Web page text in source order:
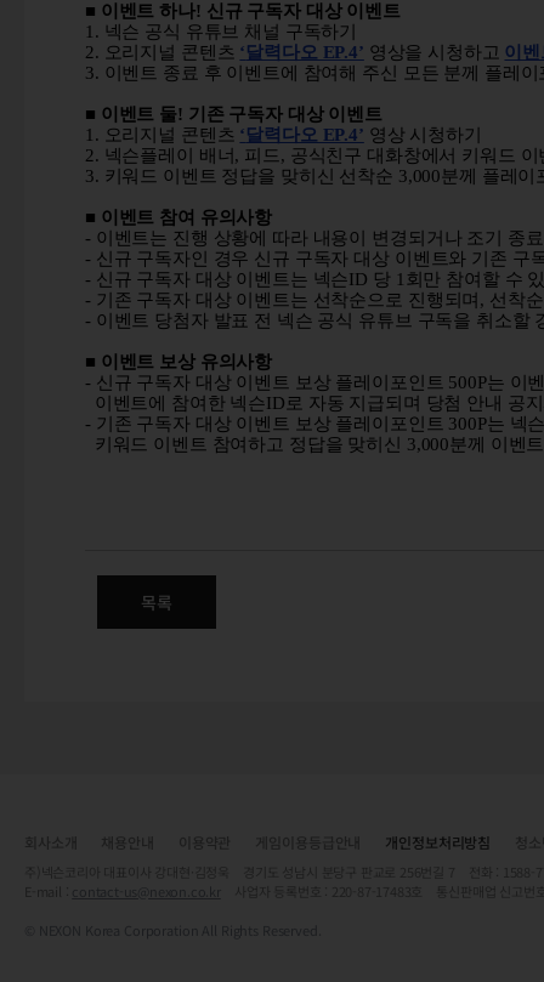
■ 이벤트 하나! 신규 구독자 대상 이벤트
1. 넥슨 공식 유튜브 채널 구독하기
2. 오리지널 콘텐츠 ‘달력다오 EP.4’ 영상을 시청하고 이벤
3. 이벤트 종료 후 이벤트에 참여해 주신 모든 분께 플레이
■ 이벤트 둘! 기존 구독자 대상 이벤트
1. 오리지널 콘텐츠 ‘달력다오 EP.4’ 영상 시청하기
2. 넥슨플레이 배너, 피드 , 공식친구 대화창에서 키워드
3. 키워드 이벤트 정답을 맞히신 선착순 3,000분께 플레이
■ 이벤트 참여 유의사항
- 이벤트는 진행 상황에 따라 내용이 변경되거나 조기 종
- 신규 구독자인 경우 신규 구독자 대상 이벤트와 기존 구
- 신규 구독자 대상 이벤트는 넥슨ID 당 1 회만 참여할 수
- 기존 구독자 대상 이벤트는 선착순으로 진행되며 , 선착
- 이벤트 당첨자 발표 전 넥슨 공식 유튜브 구독을 취소할
■ 이벤트 보상 유의사항
- 신규 구독자 대상 이벤트 보상 플레이포인트 500P는 이
이벤트에 참여한 넥슨ID 로 자동 지급되며 당첨 안내 공
- 기존 구독자 대상 이벤트 보상 플레이포인트 300P는 넥
키워드 이벤트 참여하고 정답을 맞히신
3,000분께 이벤
목록
개인정보처리방침
contact-us@nexon.co.kr
© NEXON Korea Corporation All Rights Reserved.